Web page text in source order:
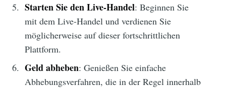
Starten Sie den Live-Handel: Beginnen Sie
mit dem Live-Handel und verdienen Sie
möglicherweise auf dieser fortschrittlichen
Plattform.
Geld abheben: Genießen Sie einfache
Abhebungsverfahren, die in der Regel innerhalb